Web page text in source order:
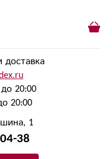
доставка
20:00
20:00
1
38